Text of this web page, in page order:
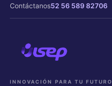
Contáctanos52 56 589 82706
INNOVACIÓN PARA TU FUTURO